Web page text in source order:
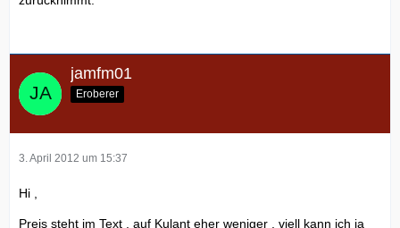
jamfm01
Eroberer
3. April 2012 um 15:37
Hi ,
Preis steht im Text , auf Kulant eher weniger , viell kann ich ja